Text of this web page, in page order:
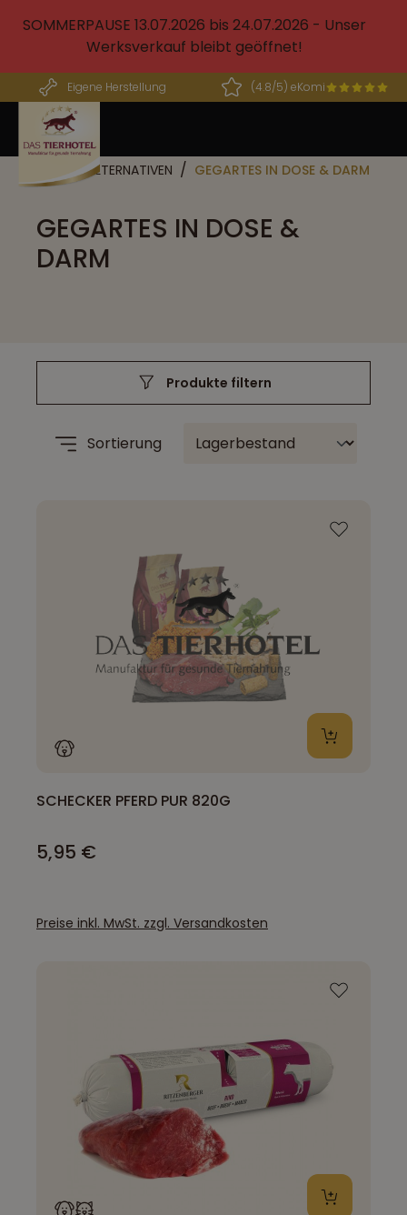
springen
SOMMERPAUSE 13.07.2026 bis 24.07.2026 - Unser
Werksverkauf bleibt geöffnet!
Eigene Herstellung (4.8/5) eKomi
BARF ALTERNATIVEN GEGARTES IN DOSE & DARM
GEGARTES IN DOSE &
DARM
Produkte filtern
Sortierung
SCHECKER PFERD PUR 820G
5,95 €
Preise inkl. MwSt. zzgl. Versandkosten